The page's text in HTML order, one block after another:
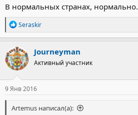
В нормальных странах, нормально.
Р
е
а
к
ц
и
и
:
Seraskir
Journeyman
Активный участник
9 Янв 2016
Artemus написал(а):